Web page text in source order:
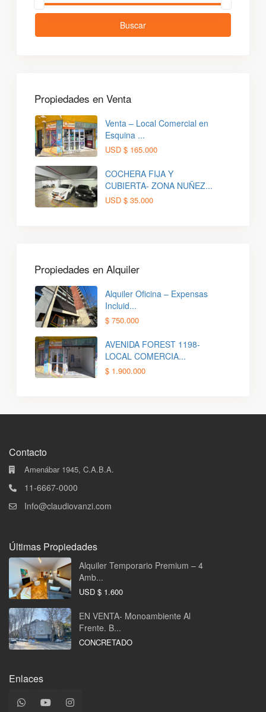
Buscar
Propiedades en Venta
Venta – Local Comercial en
Esquina ...
USD $ 165.000
COCHERA FIJA Y
CUBIERTA- ZONA NUÑEZ...
USD $ 35.000
Propiedades en Alquiler
Alquiler Oficina – Expensas
Incluid...
$ 750.000
AVENIDA FOREST 1198-
LOCAL COMERCIA...
$ 1.900.000
Contacto
Amenábar 1945, C.A.B.A.
11-6667-0000
Info@claudiovanzi.com
Últimas Propiedades
Alquiler Temporario Premium – 4
Amb...
USD $ 1.600
EN VENTA- Monoambiente Al
Frente. B...
CONCRETADO
Enlaces